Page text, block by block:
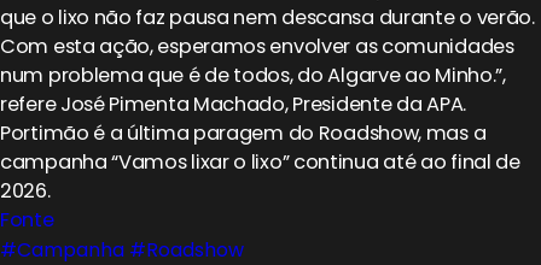
que o lixo não faz pausa nem descansa durante o verão.
Com esta ação, esperamos envolver as comunidades
num problema que é de todos, do Algarve ao Minho.”,
refere José Pimenta Machado, Presidente da APA.
Portimão é a última paragem do Roadshow, mas a
campanha “Vamos lixar o lixo” continua até ao final de
2026.
Fonte
#Campanha #Roadshow